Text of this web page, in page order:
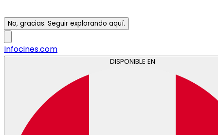
No, gracias. Seguir explorando aquí.
Infocines.com
DISPONIBLE EN